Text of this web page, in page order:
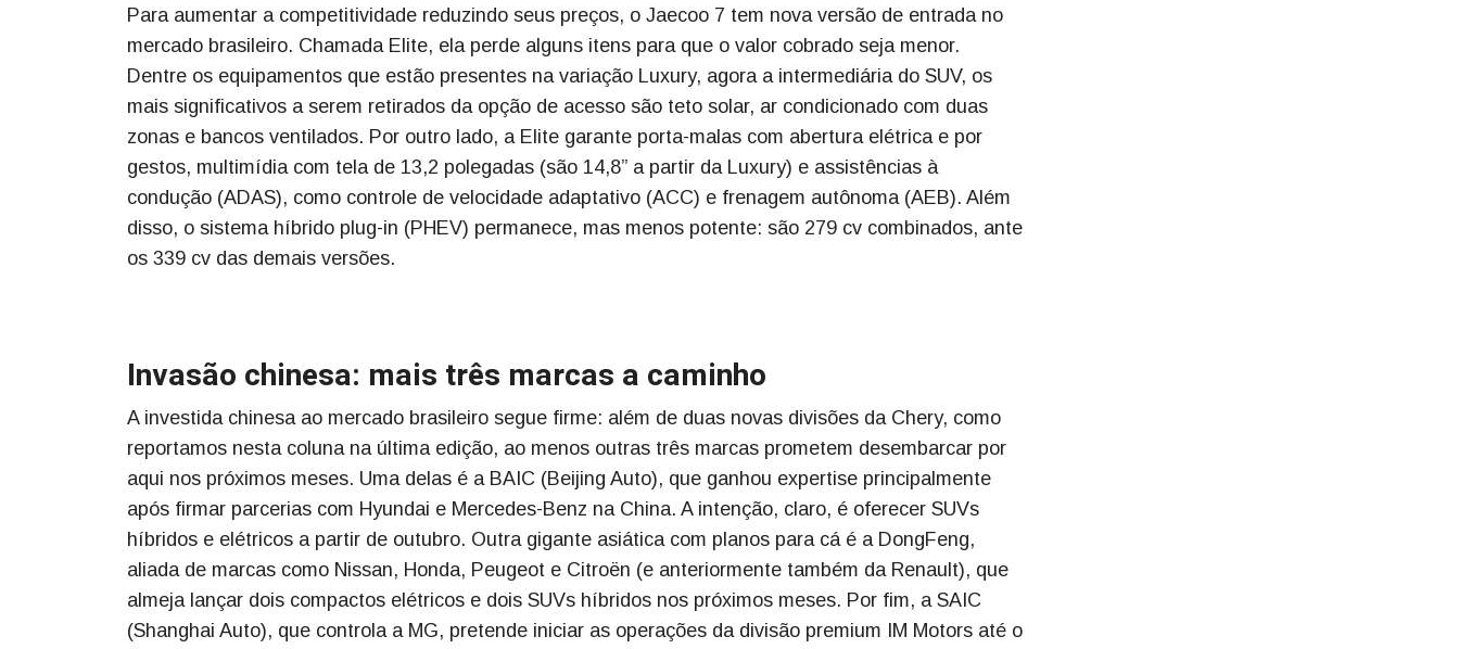
Para aumentar a competitividade reduzindo seus preços, o Jaecoo 7 tem nova versão de entrada no
mercado brasileiro. Chamada Elite, ela perde alguns itens para que o valor cobrado seja menor.
Dentre os equipamentos que estão presentes na variação Luxury, agora a intermediária do SUV, os
mais significativos a serem retirados da opção de acesso são teto solar, ar condicionado com duas
zonas e bancos ventilados. Por outro lado, a Elite garante porta-malas com abertura elétrica e por
gestos, multimídia com tela de 13,2 polegadas (são 14,8” a partir da Luxury) e assistências à
condução (ADAS), como controle de velocidade adaptativo (ACC) e frenagem autônoma (AEB). Além
disso, o sistema híbrido plug-in (PHEV) permanece, mas menos potente: são 279 cv combinados, ante
os 339 cv das demais versões.
Invasão chinesa: mais três marcas a caminho
A investida chinesa ao mercado brasileiro segue firme: além de duas novas divisões da Chery, como
reportamos nesta coluna na última edição, ao menos outras três marcas prometem desembarcar por
aqui nos próximos meses. Uma delas é a BAIC (Beijing Auto), que ganhou expertise principalmente
após firmar parcerias com Hyundai e Mercedes-Benz na China. A intenção, claro, é oferecer SUVs
híbridos e elétricos a partir de outubro. Outra gigante asiática com planos para cá é a DongFeng,
aliada de marcas como Nissan, Honda, Peugeot e Citroën (e anteriormente também da Renault), que
almeja lançar dois compactos elétricos e dois SUVs híbridos nos próximos meses. Por fim, a SAIC
(Shanghai Auto), que controla a MG, pretende iniciar as operações da divisão premium IM Motors até o